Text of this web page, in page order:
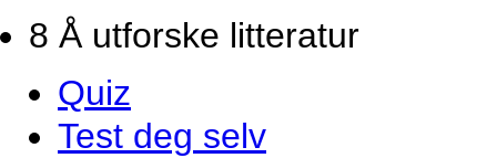
8 Å utforske litteratur
Quiz
Test deg selv